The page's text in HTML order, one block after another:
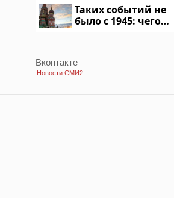
здесь
Таких событий не
было с 1945: чего
ждать всем нам?
Вконтакте
Новости СМИ2